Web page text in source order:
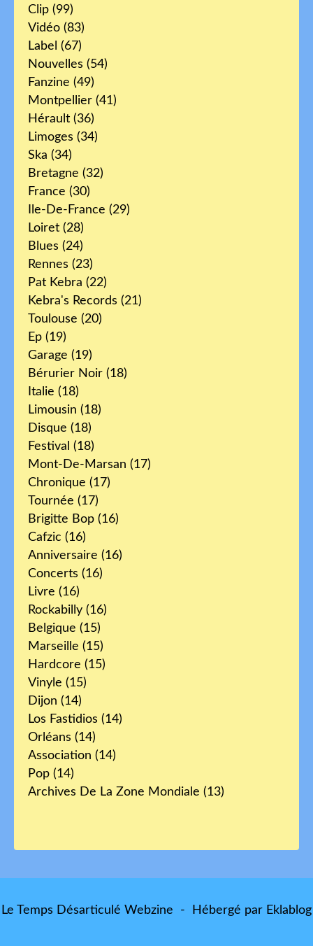
Clip (99)
Vidéo (83)
Label (67)
Nouvelles (54)
Fanzine (49)
Montpellier (41)
Hérault (36)
Limoges (34)
Ska (34)
Bretagne (32)
France (30)
Ile-De-France (29)
Loiret (28)
Blues (24)
Rennes (23)
Pat Kebra (22)
Kebra's Records (21)
Toulouse (20)
Ep (19)
Garage (19)
Bérurier Noir (18)
Italie (18)
Limousin (18)
Disque (18)
Festival (18)
Mont-De-Marsan (17)
Chronique (17)
Tournée (17)
Brigitte Bop (16)
Cafzic (16)
Anniversaire (16)
Concerts (16)
Livre (16)
Rockabilly (16)
Belgique (15)
Marseille (15)
Hardcore (15)
Vinyle (15)
Dijon (14)
Los Fastidios (14)
Orléans (14)
Association (14)
Pop (14)
Archives De La Zone Mondiale (13)
Le Temps Désarticulé Webzine - Hébergé par Eklablog